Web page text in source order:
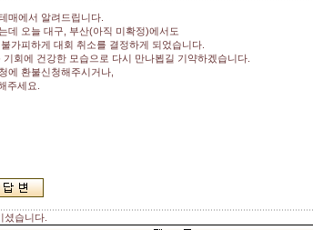
매에서 알려드립니다.
데 오늘 대구, 부산(아직 미확정)에서도
가피하게 대회 취소를 결정하게 되었습니다.
회에 건강한 모습으로 다시 만나뵙길 기약하겠습니다.
에 환불신청해주시거나,
주세요.
셨습니다.